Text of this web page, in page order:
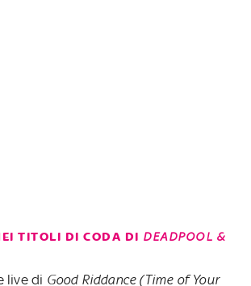
TITOLI DI CODA DI DEADPOOL &
live di Good Riddance (Time of Your